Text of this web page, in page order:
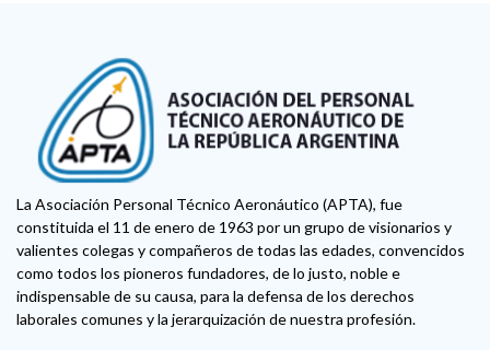
La Asociación Personal Técnico Aeronáutico (APTA), fue
constituida el 11 de enero de 1963 por un grupo de visionarios y
valientes colegas y compañeros de todas las edades, convencidos
como todos los pioneros fundadores, de lo justo, noble e
indispensable de su causa, para la defensa de los derechos
laborales comunes y la jerarquización de nuestra profesión.